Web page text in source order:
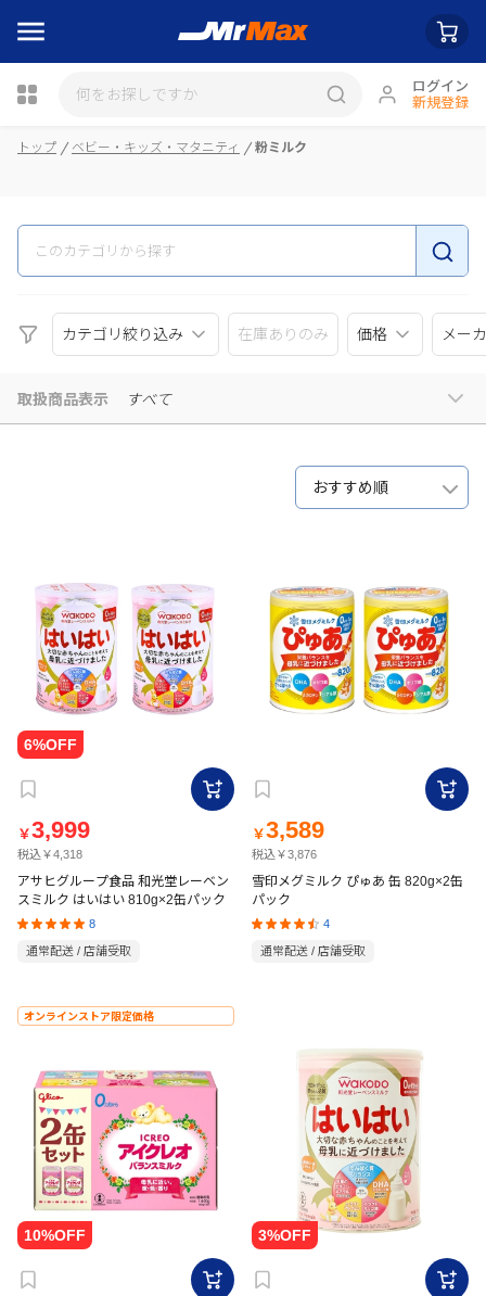
ログイン
新規登録
瓶詰
トップ ベビー・キッズ・マタニティ 粉ミルク
カテゴリ絞り込み 在庫ありのみ 価格 メー
取扱商品表示 すべて
おすすめ順
￥3,999
税込￥4,318
アサヒグループ食品 和光堂レーベン
スミルク はいはい 810g×2缶パック
8
通常配送 / 店舗受取
￥3,589
税込￥3,876
雪印メグミルク ぴゅあ 缶 820g×2缶
パック
4
通常配送 / 店舗受取
オンラインストア限定価格